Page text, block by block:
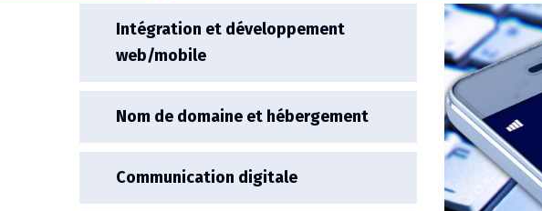
Intégration et développement
web/mobile
Nom de domaine et hébergement
Communication digitale